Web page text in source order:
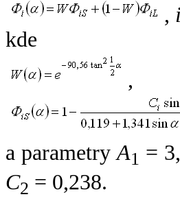
, i
kde
,
a parametryA1 =
C2 = 0,238.